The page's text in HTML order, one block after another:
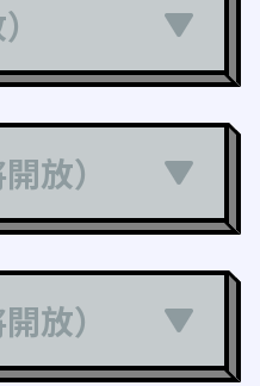
放）
放）